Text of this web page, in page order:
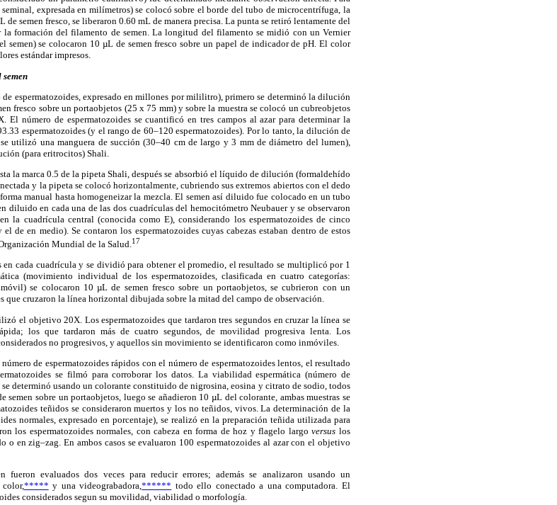
expresada en milímetros) se colocó sobre el borde del tubo de microcentrífuga, la
semen fresco, se liberaron 0.60 mL de manera precisa. La punta se retiró lentamente del
la formación del filamento de semen. La longitud del filamento se midió con un Vernier
se colocaron 10 µL de semen fresco sobre un papel de indicador de pH. El color
estándar impresos.
de espermatozoides, expresado en millones por mililitro), primero se determinó la dilución
fresco sobre un portaobjetos (25 x 75 mm) y sobre la muestra se colocó un cubreobjetos
número de espermatozoides se cuantificó en tres campos al azar para determinar la
espermatozoides (y el rango de 60–120 espermatozoides). Por lo tanto, la dilución de
utilizó una manguera de succión (30–40 cm de largo y 3 mm de diámetro del lumen),
(para eritrocitos) Shali.
la marca 0.5 de la pipeta Shali, después se absorbió el líquido de dilución (formaldehído
y la pipeta se colocó horizontalmente, cubriendo sus extremos abiertos con el dedo
manual hasta homogeneizar la mezcla. El semen así diluido fue colocado en un tubo
diluido en cada una de las dos cuadrículas del hemocitómetro Neubauer y se observaron
la cuadrícula central (conocida como E), considerando los espermatozoides de cinco
de en medio). Se contaron los espermatozoides cuyas cabezas estaban dentro de estos
Mundial de la Salud.17
en cada cuadrícula y se dividió para obtener el promedio, el resultado se multiplicó por 1
(movimiento individual de los espermatozoides, clasificada en cuatro categorías:
se colocaron 10 µL de semen fresco sobre un portaobjetos, se cubrieron con un
que cruzaron la línea horizontal dibujada sobre la mitad del campo de observación.
el objetivo 20X. Los espermatozoides que tardaron tres segundos en cruzar la línea se
los que tardaron más de cuatro segundos, de movilidad progresiva lenta. Los
no progresivos, y aquellos sin movimiento se identificaron como inmóviles.
de espermatozoides rápidos con el número de espermatozoides lentos, el resultado
se filmó para corroborar los datos. La viabilidad espermática (número de
determinó usando un colorante constituido de nigrosina, eosina y citrato de sodio, todos
semen sobre un portaobjetos, luego se añadieron 10 µL del colorante, ambas muestras se
teñidos se consideraron muertos y los no teñidos, vivos. La determinación de la
normales, expresado en porcentaje), se realizó en la preparación teñida utilizada para
los espermatozoides normales, con cabeza en forma de hoz y flagelo largoversuslos
o en zig–zag. En ambos casos se evaluaron 100 espermatozoides al azar con el objetivo
fueron evaluados dos veces para reducir errores; además se analizaron usando un
***** y una videograbadora,****** todo ello conectado a una computadora. El
considerados segun su movilidad, viabilidad o morfología.